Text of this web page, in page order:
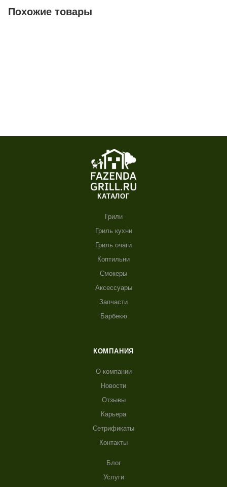
Похожие товары
КАТАЛОГ
Грили
Гриль кухни
Гриль очаги
Коптильни
Смокеры
Аксессуары
Запчасти
Барбекю
КОМПАНИЯ
О компании
Новости
Отзывы
Карьера
Сетрификаты
Контакты
Блог
Услуги